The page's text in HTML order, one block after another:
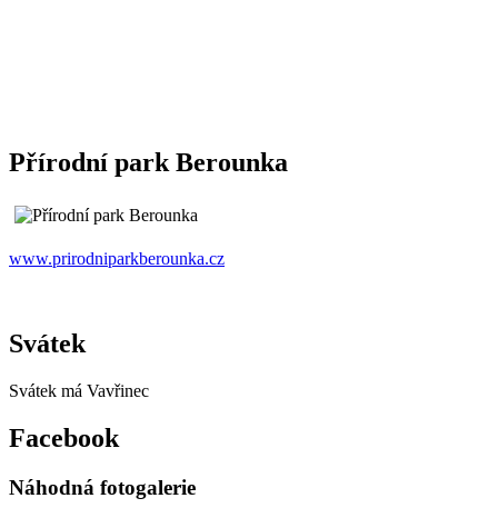
Přírodní park Berounka
www.prirodniparkberounka.cz
Svátek
Svátek má Vavřinec
Facebook
Náhodná fotogalerie